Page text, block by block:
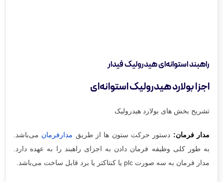
راهبند استوانه‌ای هیدرولیک فیدار
اجزا بولارد هیدرولیک استوانه‌ای
تشریح بخش های بولارد هیدرولیک
مدار فرمان: دستور حرکت ستون ها از طریق مدارفرمان می‌باشد.
به طور کلی وظیفه فرمان دادن به اجزای راهبند را به عهده دارد.
مدار فرمان به سه صورت plc یا کنتاکتر یا برد قابل ساخت می‌باشد.